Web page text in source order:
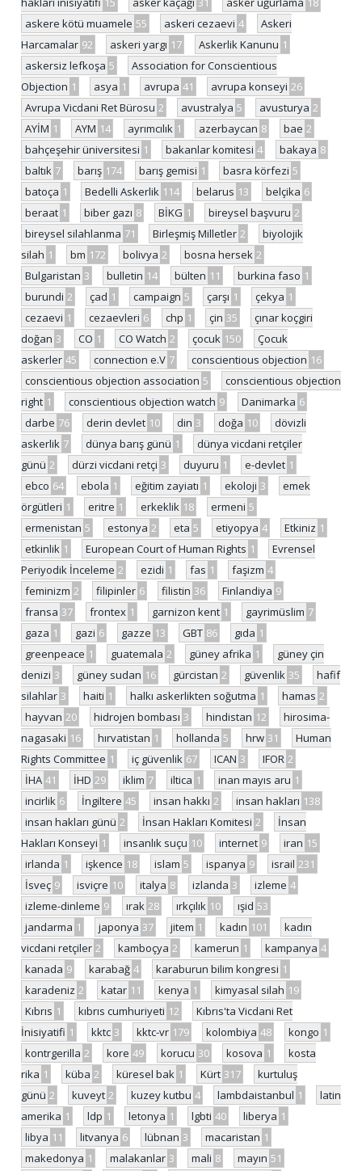
askere kötü muamele 55 askeri cezaevi 4
Askeri
Harcamalar 92 askeri yargı 17 Askerlik Kanunu 1
askersiz lefkoşa 5
Association for Conscientious
Objection 1 asya 1 avrupa 41 avrupa konseyi 26
Avrupa Vicdani Ret Bürosu 2 avustralya 5 avusturya 2
AYİM 1 AYM 14 ayrımcılık 1 azerbaycan 8 bae 2
bahçeşehir üniversitesi 1 bakanlar komitesi 4 bakaya 8
baltık 7 barış 174 barış gemisi 1 basra körfezi 5
batoça 1 Bedelli Askerlik 114 belarus 13 belçika 6
beraat 1 biber gazı 8 BİKG 1 bireysel başvuru 2
bireysel silahlanma 71 Birleşmiş Milletler 2
biyolojik
silah 1 bm 172 bolivya 2 bosna hersek 2
Bulgaristan 3 bulletin 14 bülten 11 burkina faso 1
burundi 2 çad 1 campaign 5 çarşı 1 çekya 1
cezaevi 1 cezaevleri 6 chp 1 çin 35
çınar koçgiri
doğan 3 CO 1 CO Watch 2 çocuk 150
Çocuk
askerler 45 connection e.V 7 conscientious objection 16
conscientious objection association 5
conscientious objection
right 1 conscientious objection watch 9 Danimarka 6
darbe 76 derin devlet 10 din 3 doğa 10
dövizli
askerlik 7 dünya barış günü 1
dünya vicdani retçiler
günü 2 dürzi vicdani retçi 3 duyuru 1 e-devlet 1
ebco 64 ebola 1 eğitim zayiatı 1 ekoloji 3
emek
örgütleri 1 eritre 1 erkeklik 18 ermeni 5
ermenistan 5 estonya 2 eta 5 etiyopya 4 Etkiniz 1
etkinlik 1 European Court of Human Rights 1
Evrensel
Periyodik İnceleme 2 ezidi 1 fas 1 faşizm 4
feminizm 2 filipinler 6 filistin 36 Finlandiya 9
fransa 37 frontex 1 garnizon kent 1 gayrimüslim 7
gaza 1 gazi 6 gazze 13 GBT 86 gıda 1
greenpeace 1 guatemala 2 güney afrika 1
güney çin
denizi 3 güney sudan 16 gürcistan 2 güvenlik 35
hafif
silahlar 3 haiti 1 halkı askerlikten soğutma 1 hamas 2
hayvan 20 hidrojen bombası 3 hindistan 12
hirosima-
nagasaki 16 hırvatistan 1 hollanda 5 hrw 31
Human
Rights Committee 1 iç güvenlik 67 ICAN 3 IFOR 2
İHA 41 İHD 29 iklim 7 iltica 1 inan mayıs aru 1
incirlik 6 İngiltere 45 insan hakkı 2 insan hakları 138
insan hakları günü 2 İnsan Hakları Komitesi 2
İnsan
Hakları Konseyi 1 insanlık suçu 10 internet 9 iran 15
irlanda 1 işkence 18 islam 5 ispanya 9 israil 231
İsveç 9 isviçre 10 italya 8 izlanda 3 izleme 4
izleme-dinleme 9 ırak 28 ırkçılık 10 ışid 53
jandarma 1 japonya 37 jitem 1 kadın 101
kadın
vicdani retçiler 2 kamboçya 2 kamerun 1 kampanya 4
kanada 9 karabağ 4 karaburun bilim kongresi 1
karadeniz 2 katar 11 kenya 1 kimyasal silah 19
Kıbrıs 1 kıbrıs cumhuriyeti 12
Kıbrıs'ta Vicdani Ret
İnisiyatifi 1 kktc 3 kktc-vr 179 kolombiya 48 kongo 1
kontrgerilla 2 kore 49 korucu 30 kosova 1
kosta
rika 1 küba 2 küresel bak 1 Kürt 317
kurtuluş
günü 2 kuveyt 2 kuzey kutbu 4 lambdaistanbul 1
latin
amerika 1 ldp 1 letonya 1 lgbti 40 liberya 1
libya 11 litvanya 6 lübnan 3 macaristan 1
makedonya 1 malakanlar 3 mali 8 mayın 51